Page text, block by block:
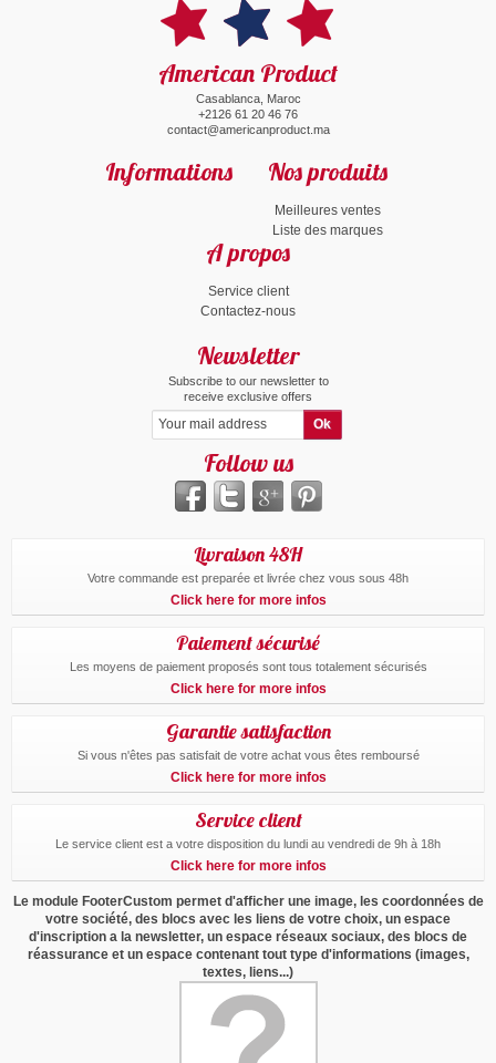
American Product
Casablanca, Maroc
+2126 61 20 46 76
contact@americanproduct.ma
Informations Nos produits
Meilleures ventes
Liste des marques
A propos
Service client
Contactez-nous
Newsletter
Subscribe to our newsletter to
receive exclusive offers
Follow us
Livraison 48H
Votre commande est preparée et livrée chez vous sous 48h
Click here for more infos
Paiement sécurisé
Les moyens de paiement proposés sont tous totalement sécurisés
Click here for more infos
Garantie satisfaction
Si vous n'êtes pas satisfait de votre achat vous êtes remboursé
Click here for more infos
Service client
Le service client est a votre disposition du lundi au vendredi de 9h à 18h
Click here for more infos
Le module FooterCustom permet d'afficher une image, les coordonnées de
votre société, des blocs avec les liens de votre choix, un espace
d'inscription a la newsletter, un espace réseaux sociaux, des blocs de
réassurance et un espace contenant tout type d'informations (images,
textes, liens...)